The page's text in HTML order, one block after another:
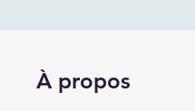
À propos